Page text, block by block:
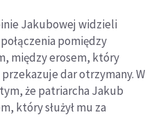
Jakubowej widzieli
pomiędzy
między erosem, który
dar otrzymany. W
że patriarcha Jakub
który służył mu za